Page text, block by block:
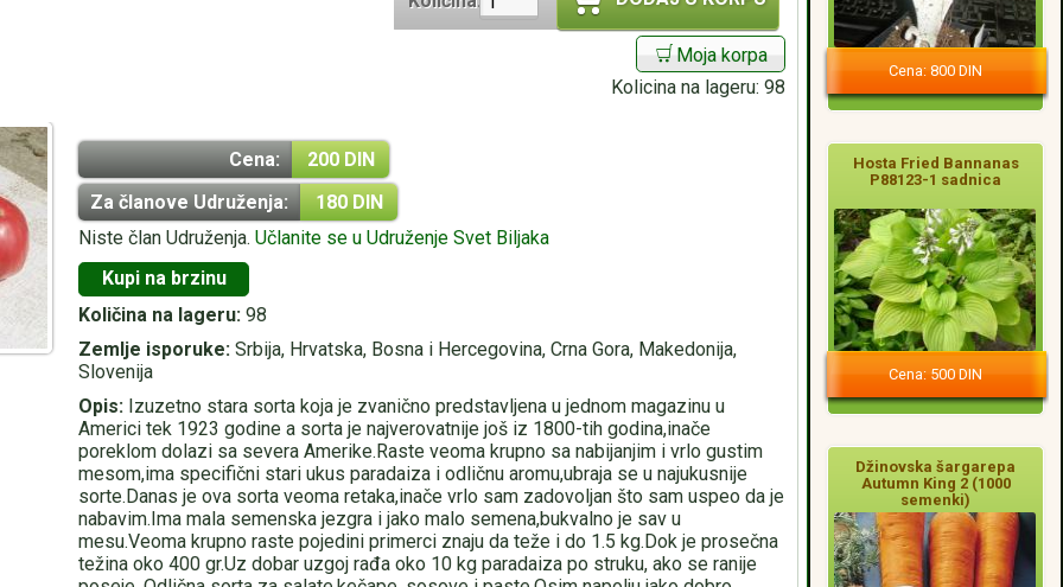
Moja korpa
Kolicina na lageru: 98
Cena:
200 DIN
Za članove Udruženja:
180 DIN
Niste član Udruženja. Učlanite se u Udruženje Svet Biljaka
Kupi na brzinu
Količina na lageru: 98
Zemlje isporuke: Srbija, Hrvatska, Bosna i Hercegovina, Crna Gora, Makedonija,
Slovenija
Opis: Izuzetno stara sorta koja je zvanično predstavljena u jednom magazinu u
Americi tek 1923 godine a sorta je najverovatnije još iz 1800-tih godina,inače
poreklom dolazi sa severa Amerike.Raste veoma krupno sa nabijanjim i vrlo gustim
mesom,ima specifični stari ukus paradaiza i odličnu aromu,ubraja se u najukusnije
sorte.Danas je ova sorta veoma retaka,inače vrlo sam zadovoljan što sam uspeo da je
nabavim.Ima mala semenska jezgra i jako malo semena,bukvalno je sav u
mesu.Veoma krupno raste pojedini primerci znaju da teže i do 1.5 kg.Dok je prosečna
težina oko 400 gr.Uz dobar uzgoj rađa oko 10 kg paradaiza po struku, ako se ranije
Cena: 800 DIN
Hosta Fried Bannanas
P88123-1 sadnica
Cena: 500 DIN
Džinovska šargarepa
Autumn King 2 (1000
semenki)